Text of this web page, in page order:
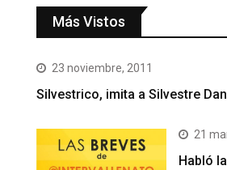
Más Vistos
23 noviembre, 2011
Silvestrico, imita a Silvestre
21
Habló